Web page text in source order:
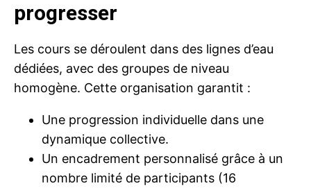
progresser
Les cours se déroulent dans des lignes d’eau
dédiées, avec des groupes de niveau
homogène. Cette organisation garantit :
Une progression individuelle dans une
dynamique collective.
Un encadrement personnalisé grâce à un
nombre limité de participants (16